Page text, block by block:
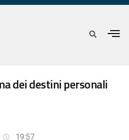
dei destini personali
19:57